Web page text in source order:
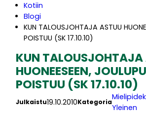
Kotiin
Blogi
KUN TALOUSJOHTAJA ASTUU
POISTUU (SK 17.10.10)
KUN TALOUSJOHTAJA
HUONEESEEN,
POISTUU (SK 17.10.10)
Julkaistu19.10.2010Kategoria
Yleinen